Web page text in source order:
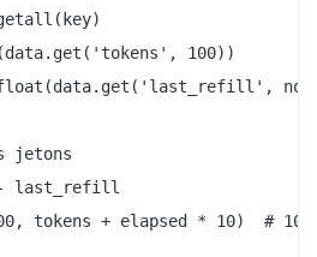
100))
jetons
last_refill
tokens + elapsed * 10)  # 10